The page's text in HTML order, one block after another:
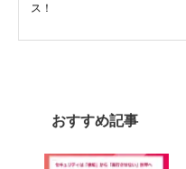
ス！
おすすめ記事